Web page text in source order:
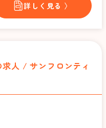
詳しく見る 〉
人 / サンフロンティ